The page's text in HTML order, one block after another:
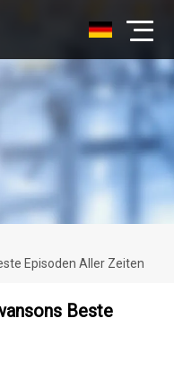
Episoden Aller Zeiten
Beste